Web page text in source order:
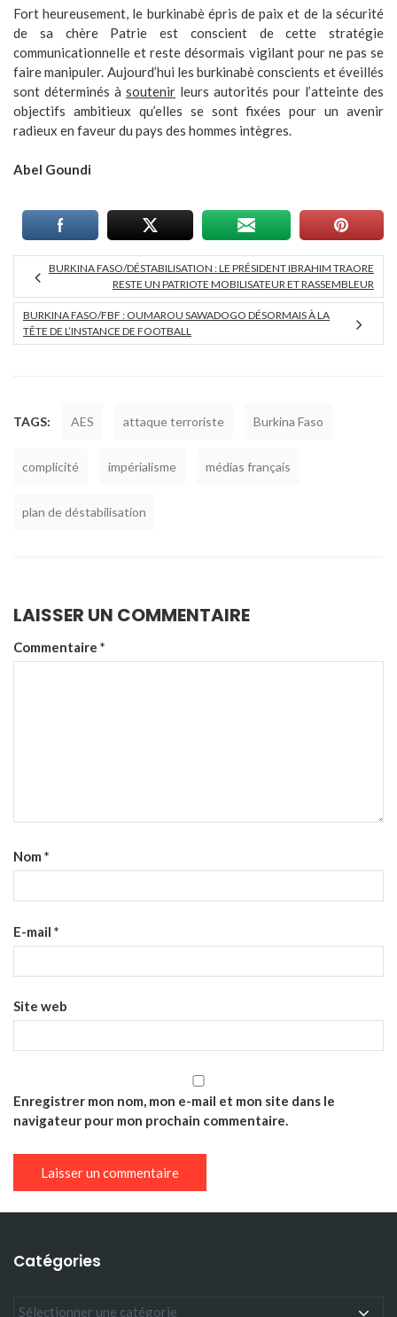
Fort heureusement, le burkinabè épris de paix et de la sécurité
de sa chère Patrie est conscient de cette stratégie
communicationnelle et reste désormais vigilant pour ne pas se
faire manipuler. Aujourd’hui les burkinabè conscients et éveillés
sont déterminés à soutenir leurs autorités pour l’atteinte des
objectifs ambitieux qu’elles se sont fixées pour un avenir
radieux en faveur du pays des hommes intègres.
Abel Goundi
BURKINA FASO/DÉSTABILISATION : LE PRÉSIDENT IBRAHIM TRAORE
RESTE UN PATRIOTE MOBILISATEUR ET RASSEMBLEUR
BURKINA FASO/FBF : OUMAROU SAWADOGO DÉSORMAIS À LA
TÊTE DE L’INSTANCE DE FOOTBALL
TAGS: AES attaque terroriste Burkina Faso
complicité impérialisme médias français
plan de déstabilisation
LAISSER UN COMMENTAIRE
Commentaire *
Nom *
E-mail *
Site web
Enregistrer mon nom, mon e-mail et mon site dans le
navigateur pour mon prochain commentaire.
Catégories